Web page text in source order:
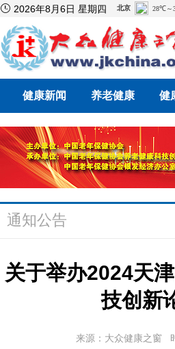
 2026年8月6日 星期四
健康新闻 养老健康 健
通知公告
关于举办2024天
技创新
来源：大众健康之窗